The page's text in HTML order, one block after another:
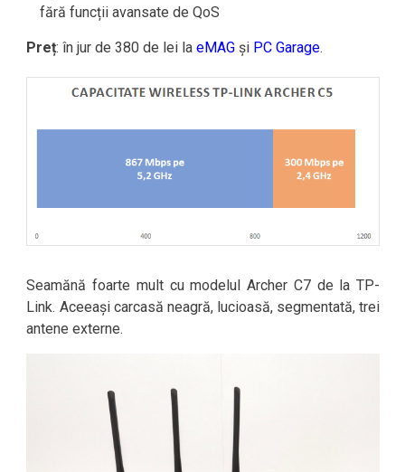
fără funcții avansate de QoS
Preț: în jur de 380 de lei laeMAG și PC Garage.
Seamănă foarte mult cu modelul Archer C7 de la TP-
Link. Aceeași carcasă neagră, lucioasă, segmentată, trei
antene externe.